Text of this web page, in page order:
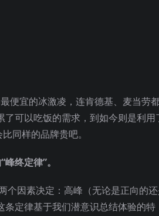
最便宜的冰激凌，连肯德基、麦当劳
可以吃饭的需求，到如今则是利用
同样的品牌贵吧。
终定律”。
个因素决定：高峰（无论是正向的
定律基于我们潜意识总结体验的特